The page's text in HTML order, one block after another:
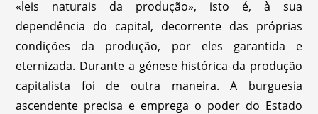
«leis naturais da produção», isto é, à sua
dependência do capital, decorrente das próprias
condições da produção, por eles garantida e
eternizada. Durante a génese histórica da produção
capitalista foi de outra maneira. A burguesia
ascendente precisa e emprega o poder do Estado